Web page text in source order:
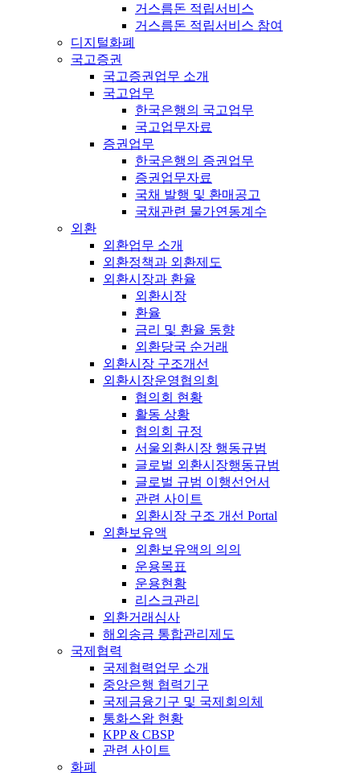
거스름돈 적립서비스
거스름돈 적립서비스 참여
디지털화폐
국고증권
국고증권업무 소개
국고업무
한국은행의 국고업무
국고업무자료
증권업무
한국은행의 증권업무
증권업무자료
국채 발행 및 환매공고
국채관련 물가연동계수
외환
외환업무 소개
외환정책과 외환제도
외환시장과 환율
외환시장
환율
금리 및 환율 동향
외환당국 순거래
외환시장 구조개선
외환시장운영협의회
협의회 현황
활동 상황
협의회 규정
서울외환시장 행동규범
글로벌 외환시장행동규범
글로벌 규범 이행선언서
관련 사이트
외환시장 구조 개선 Portal
외환보유액
외환보유액의 의의
운용목표
운용현황
리스크관리
외환거래심사
해외송금 통합관리제도
국제협력
국제협력업무 소개
중앙은행 협력기구
국제금융기구 및 국제회의체
통화스왑 현황
KPP & CBSP
관련 사이트
화폐